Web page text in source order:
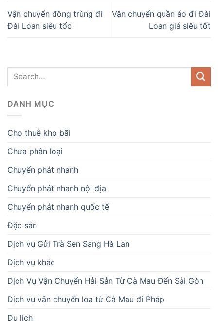
Vận chuyển đông trùng đi
Đài Loan siêu tốc
Vận chuyển quần áo đi Đài
Loan giá siêu tốt
DANH MỤC
Cho thuê kho bãi
Chưa phân loại
Chuyển phát nhanh
Chuyển phát nhanh nội địa
Chuyển phát nhanh quốc tế
Đặc sản
Dịch vụ Gửi Trà Sen Sang Hà Lan
Dịch vụ khác
Dịch Vụ Vận Chuyển Hải Sản Từ Cà Mau Đến Sài Gòn
Dịch vụ vận chuyển loa từ Cà Mau đi Pháp
Du lịch